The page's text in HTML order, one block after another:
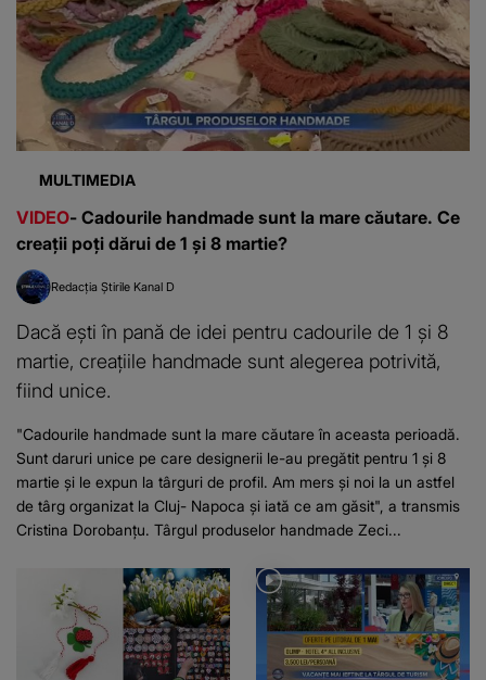
MULTIMEDIA
VIDEO- Cadourile handmade sunt la mare căutare. Ce
creații poți dărui de 1 și 8 martie?
Redacția Știrile Kanal D
Dacă ești în pană de idei pentru cadourile de 1 și 8
martie, creațiile handmade sunt alegerea potrivită,
fiind unice.
"Cadourile handmade sunt la mare căutare în aceasta perioadă.
Sunt daruri unice pe care designerii le-au pregătit pentru 1 și 8
martie și le expun la târguri de profil. Am mers și noi la un astfel
de târg organizat la Cluj- Napoca și iată ce am găsit", a transmis
Cristina Dorobanțu. Târgul produselor handmade Zeci...